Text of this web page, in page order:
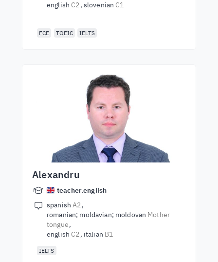
english C2 slovenian C1
FCE TOEIC IELTS
Alexandru
teacher.english
spanishA2
romanian; moldavian; moldovan Mother
tongue
english C2 italian B1
IELTS